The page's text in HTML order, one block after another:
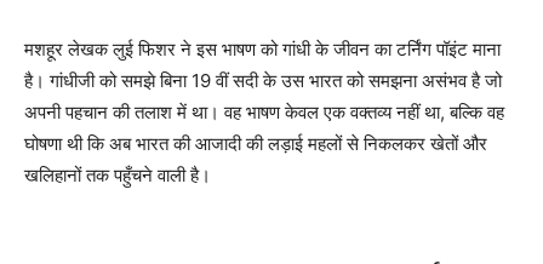
​मशहूर लेखक लुई फिशर ने इस भाषण को गांधी के जीवन का टर्निंग पॉइंट माना
है। गांधीजी को समझे बिना 19 वीं सदी के उस भारत को समझना असंभव है जो
अपनी पहचान की तलाश में था। वह भाषण केवल एक वक्तव्य नहीं था, बल्कि वह
घोषणा थी कि अब भारत की आजादी की लड़ाई महलों से निकलकर खेतों और
खलिहानों तक पहुँचने वाली है।